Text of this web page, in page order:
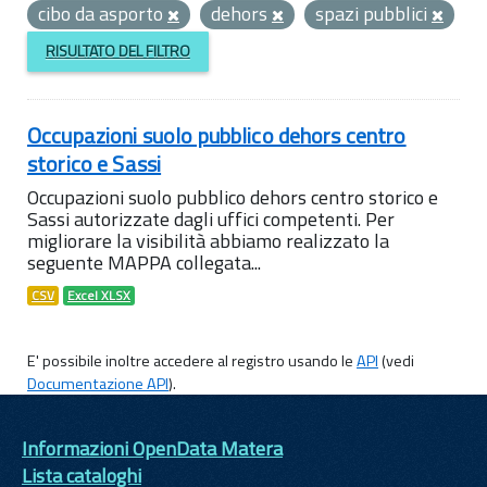
cibo da asporto
dehors spazi pubblici
RISULTATO DEL FILTRO
Occupazioni suolo pubblico dehors centro
storico e Sassi
Occupazioni suolo pubblico dehors centro storico e
Sassi autorizzate dagli uffici competenti. Per
migliorare la visibilità abbiamo realizzato la
seguente MAPPA collegata...
CSV Excel XLSX
E' possibile inoltre accedere al registro usando leAPI(vedi
Documentazione API).
Informazioni OpenData Matera
Lista cataloghi